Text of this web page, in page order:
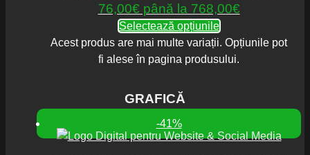
76,00€ până la 768,00€
Selectează opțiunile
Acest produs are mai multe variații. Opțiunile pot
fi alese în pagina produsului.
GRAFICĂ
-41%